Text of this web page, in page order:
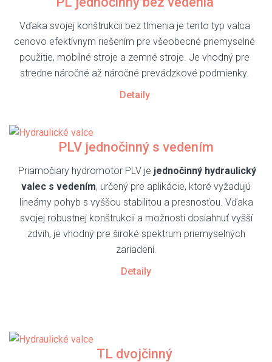
Vďaka svojej konštrukcii bez tlmenia je tento typ valca
cenovo efektívnym riešením pre všeobecné priemyselné
použitie, mobilné stroje a zemné stroje. Je vhodný pre
stredne náročné až náročné prevádzkové podmienky.
Detaily
PLV jednočinný s vedením
Priamočiary hydromotor PLV je jednočinný hydraulický
valec s vedením, určený pre aplikácie, ktoré vyžadujú
lineárny pohyb s vyššou stabilitou a presnosťou. Vďaka
svojej robustnej konštrukcii a možnosti dosiahnuť vyšší
zdvih, je vhodný pre široké spektrum priemyselných
zariadení.
Detaily
TL dvojčinný